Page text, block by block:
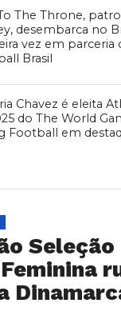
The Throne,
desembarca no
vez em parceria
Brasil
Chavez é eleita
do The World
Football em
Seleção